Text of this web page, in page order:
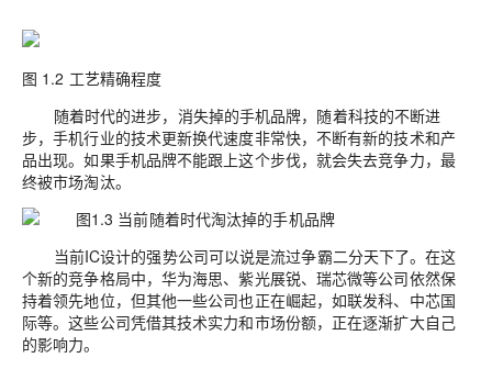
图 1.2 工艺精确程度
随着时代的进步，消失掉的手机品牌，随着科技的不断进
步，手机行业的技术更新换代速度非常快，不断有新的技术和产
品出现。如果手机品牌不能跟上这个步伐，就会失去竞争力，最
终被市场淘汰。
图1.3 当前随着时代淘汰掉的手机品牌
当前IC设计的强势公司可以说是流过争霸二分天下了。在这
个新的竞争格局中，华为海思、紫光展锐、瑞芯微等公司依然保
持着领先地位，但其他一些公司也正在崛起，如联发科、中芯国
际等。这些公司凭借其技术实力和市场份额，正在逐渐扩大自己
的影响力。